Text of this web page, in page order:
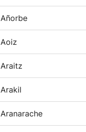
Añorbe
Aoiz
Araitz
Arakil
Aranarache